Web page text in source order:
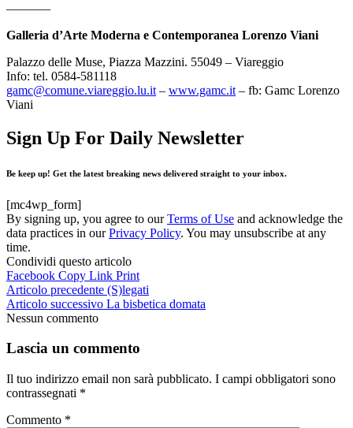
———–
Galleria d’Arte Moderna e Contemporanea Lorenzo Viani
Palazzo delle Muse, Piazza Mazzini. 55049 – Viareggio
Info: tel. 0584-581118
gamc@comune.viareggio.lu.it – www.gamc.it – fb: Gamc Lorenzo
Viani
Sign Up For Daily Newsletter
Be keep up! Get the latest breaking news delivered straight to your inbox.
[mc4wp_form]
By signing up, you agree to ourTerms of Use and acknowledge the
data practices in ourPrivacy Policy. You may unsubscribe at any
time.
Condividi questo articolo
Facebook Copy Link Print
Articolo precedente (S)legati
Articolo successivo La bisbetica domata
Nessun commento
Lascia un commento
Il tuo indirizzo email non sarà pubblicato. I campi obbligatori sono
contrassegnati *
Commento *